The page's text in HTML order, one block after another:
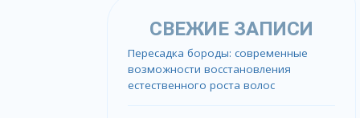
СВЕЖИЕ ЗАПИСИ
Пересадка бороды: современные
возможности восстановления
естественного роста волос